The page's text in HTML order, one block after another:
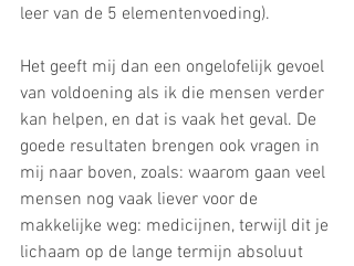
leer van de 5 elementenvoeding).
Het geeft mij dan een ongelofelijk gevoel
van voldoening als ik die mensen verder
kan helpen, en dat is vaak het geval. De
goede resultaten brengen ook vragen in
mij naar boven, zoals: waarom gaan veel
mensen nog vaak liever voor de
makkelijke weg: medicijnen, terwijl dit je
lichaam op de lange termijn absoluut